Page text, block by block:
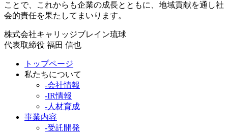
ことで、これからも企業の成長とともに、地域貢献を通し社
会的責任を果たしてまいります。
株式会社キャリッジブレイン琉球
代表取締役 福田 信也
トップページ
私たちについて
-会社情報
-IR情報
-人材育成
事業内容
-受託開発